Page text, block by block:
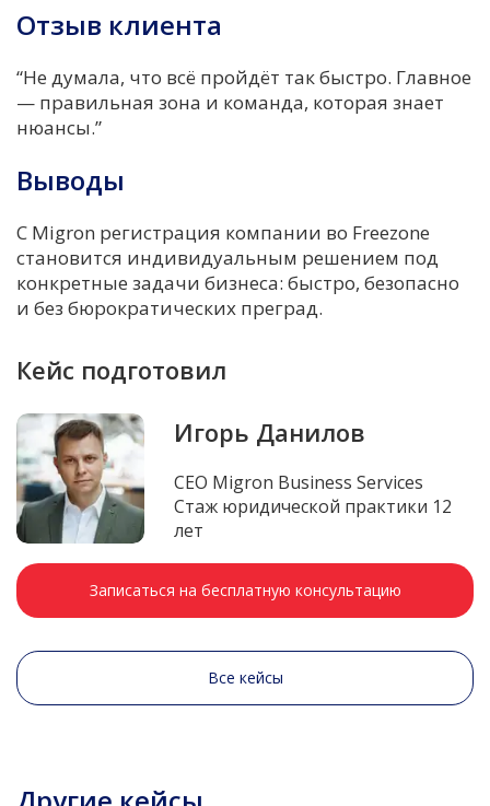
Отзыв клиента
“Не думала, что всё пройдёт так быстро. Главное
— правильная зона и команда, которая знает
нюансы.”
Выводы
С Migron регистрация компании во Freezone
становится индивидуальным решением под
конкретные задачи бизнеса: быстро, безопасно
и без бюрократических преград.
Кейс подготовил
Игорь Данилов
CEO Migron Business Services
Стаж юридической практики 12
лет
Записаться на бесплатную консультацию
Все кейсы